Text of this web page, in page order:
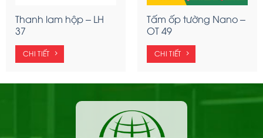
Thanh lam hộp – LH
37
CHI TIẾT
Tấm ốp tường Nano –
OT 49
CHI TIẾT